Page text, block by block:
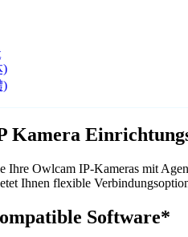
)
)
Kamera
Ihre Owlcam IP-Kameras mit
Ihnen flexible
Software*